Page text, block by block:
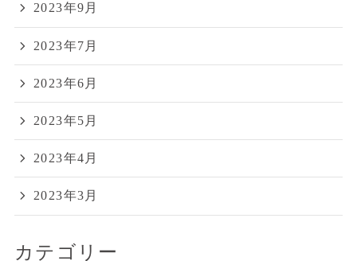
2023年9月
2023年7月
2023年6月
2023年5月
2023年4月
2023年3月
カテゴリー